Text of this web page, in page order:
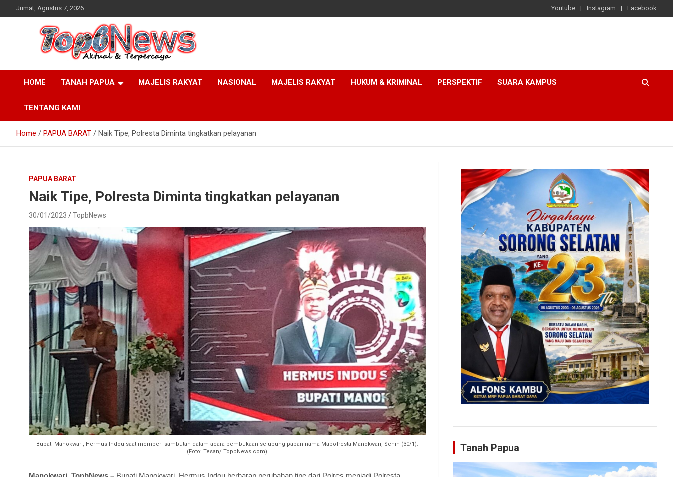
to
Jumat, Agustus 7, 2026 Youtube Instagram Facebook
HOME TANAH PAPUA MAJELIS RAKYAT NASIONAL MAJELIS RAKYAT HUKUM & KRIMINAL PERSPEKTIF SUARA KAMPUS
TENTANG KAMI
Home PAPUA BARAT Naik Tipe, Polresta Diminta tingkatkan pelayanan
PAPUA BARAT
Naik Tipe, Polresta Diminta tingkatkan pelayanan
30/01/2023 TopbNews
Bupati Manokwari, Hermus Indou saat memberi sambutan dalam acara pembukaan selubung papan nama Mapolresta Manokwari, Senin (30/1).
(Foto: Tesan/ TopbNews.com)
Tanah Papua